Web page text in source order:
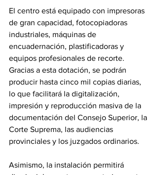
El centro está equipado con impresoras
de gran capacidad, fotocopiadoras
industriales, máquinas de
encuadernación, plastificadoras y
equipos profesionales de recorte.
Gracias a esta dotación, se podrán
producir hasta cinco mil copias diarias,
lo que facilitará la digitalización,
impresión y reproducción masiva de la
documentación del Consejo Superior, la
Corte Suprema, las audiencias
provinciales y los juzgados ordinarios.
Asimismo, la instalación permitirá